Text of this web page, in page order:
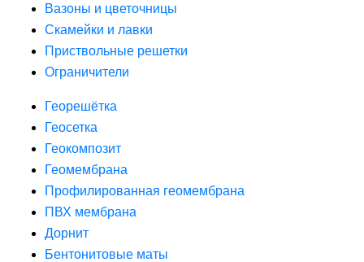
Вазоны и цветочницы
Скамейки и лавки
Приствольные решетки
Ограничители
Георешётка
Геосетка
Геокомпозит
Геомембрана
Профилированная геомембрана
ПВХ мембрана
Дорнит
Бентонитовые маты